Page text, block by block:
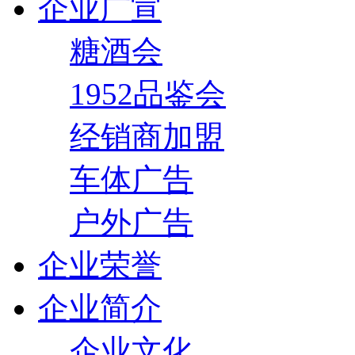
企业广宣
糖酒会
1952品鉴会
经销商加盟
车体广告
户外广告
企业荣誉
企业简介